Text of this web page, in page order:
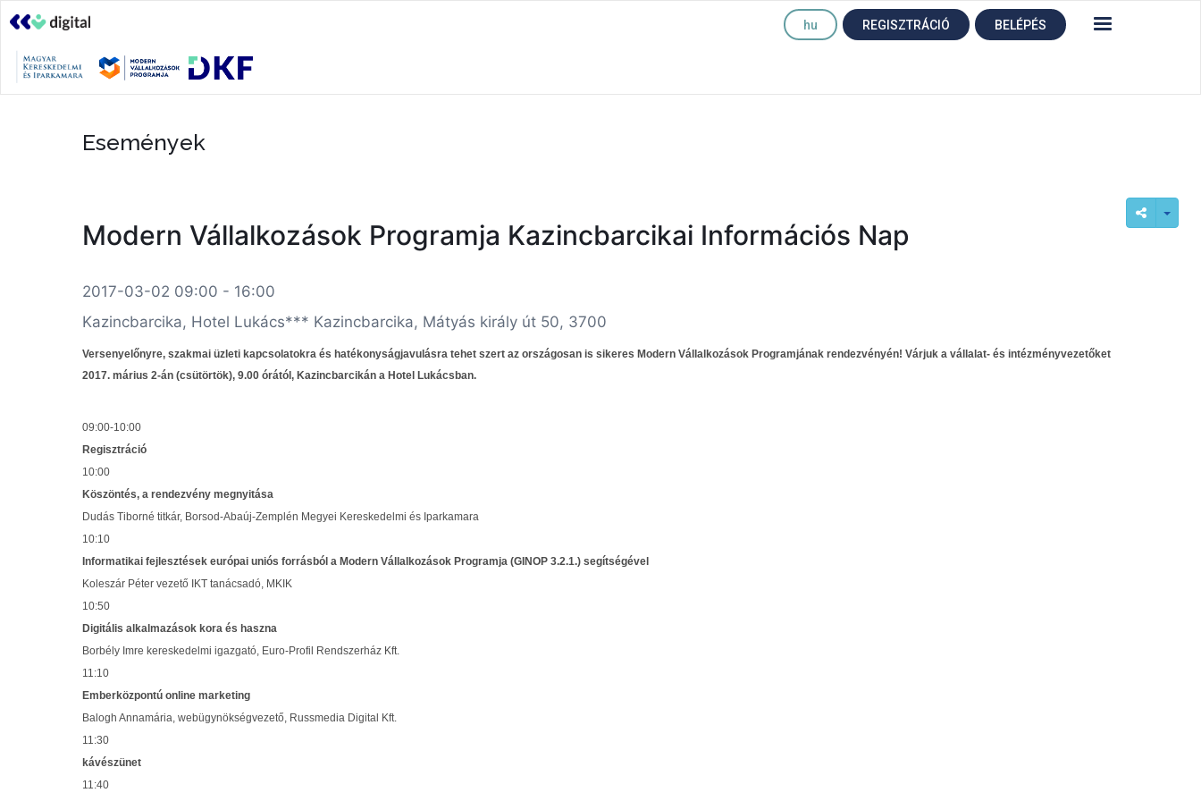
hu REGISZTRÁCIÓ BELÉPÉS
Események
Modern Vállalkozások Programja Kazincbarcikai Információs Nap
2017-03-02 09:00 - 16:00
Kazincbarcika, Hotel Lukács*** Kazincbarcika, Mátyás király út 50, 3700
Versenyelőnyre, szakmai üzleti kapcsolatokra és hatékonyságjavulásra tehet szert az országosan is sikeres Modern Vállalkozások Programjának rendezvényén! Várjuk a vállalat- és intézményvezetőket
2017. márius 2-án (csütörtök), 9.00 órától, Kazincbarcikán a Hotel Lukácsban.
09:00-10:00
Regisztráció
10:00
Köszöntés, a rendezvény megnyitása
Dudás Tiborné titkár, Borsod-Abaúj-Zemplén Megyei Kereskedelmi és Iparkamara
10:10
Informatikai fejlesztések európai uniós forrásból a Modern Vállalkozások Programja (GINOP 3.2.1.) segítségével
Koleszár Péter vezető IKT tanácsadó, MKIK
10:50
Digitális alkalmazások kora és haszna
Borbély Imre kereskedelmi igazgató, Euro-Profil Rendszerház Kft.
11:10
Emberközpontú online marketing
Balogh Annamária, webügynökségvezető, Russmedia Digital Kft.
11:30
kávészünet
11:40